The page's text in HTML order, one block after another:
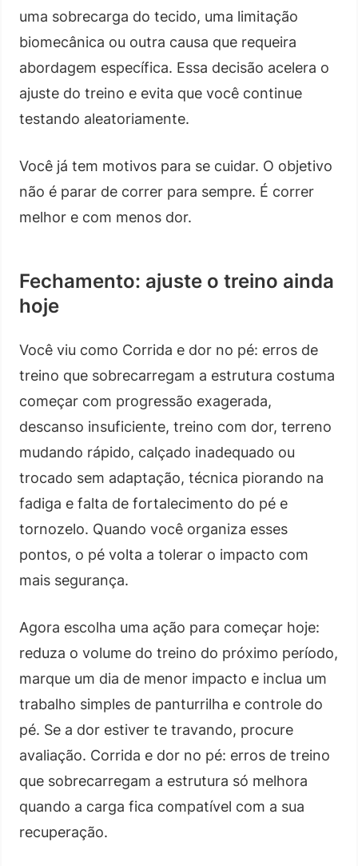
uma sobrecarga do tecido, uma limitação
biomecânica ou outra causa que requeira
abordagem específica. Essa decisão acelera o
ajuste do treino e evita que você continue
testando aleatoriamente.
Você já tem motivos para se cuidar. O objetivo
não é parar de correr para sempre. É correr
melhor e com menos dor.
Fechamento: ajuste o treino ainda
hoje
Você viu como Corrida e dor no pé: erros de
treino que sobrecarregam a estrutura costuma
começar com progressão exagerada,
descanso insuficiente, treino com dor, terreno
mudando rápido, calçado inadequado ou
trocado sem adaptação, técnica piorando na
fadiga e falta de fortalecimento do pé e
tornozelo. Quando você organiza esses
pontos, o pé volta a tolerar o impacto com
mais segurança.
Agora escolha uma ação para começar hoje:
reduza o volume do treino do próximo período,
marque um dia de menor impacto e inclua um
trabalho simples de panturrilha e controle do
pé. Se a dor estiver te travando, procure
avaliação. Corrida e dor no pé: erros de treino
que sobrecarregam a estrutura só melhora
quando a carga fica compatível com a sua
recuperação.